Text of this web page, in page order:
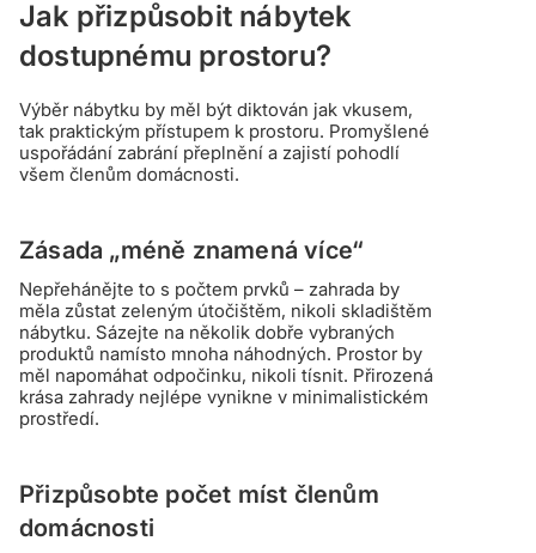
Jak přizpůsobit nábytek
dostupnému prostoru?
Výběr nábytku by měl být diktován jak vkusem,
tak praktickým přístupem k prostoru. Promyšlené
uspořádání zabrání přeplnění a zajistí pohodlí
všem členům domácnosti.
Zásada „méně znamená více“
Nepřehánějte to s počtem prvků – zahrada by
měla zůstat zeleným útočištěm, nikoli skladištěm
nábytku. Sázejte na několik dobře vybraných
produktů namísto mnoha náhodných. Prostor by
měl napomáhat odpočinku, nikoli tísnit. Přirozená
krása zahrady nejlépe vynikne v minimalistickém
prostředí.
Přizpůsobte počet míst členům
domácnosti